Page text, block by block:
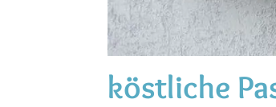
köstliche